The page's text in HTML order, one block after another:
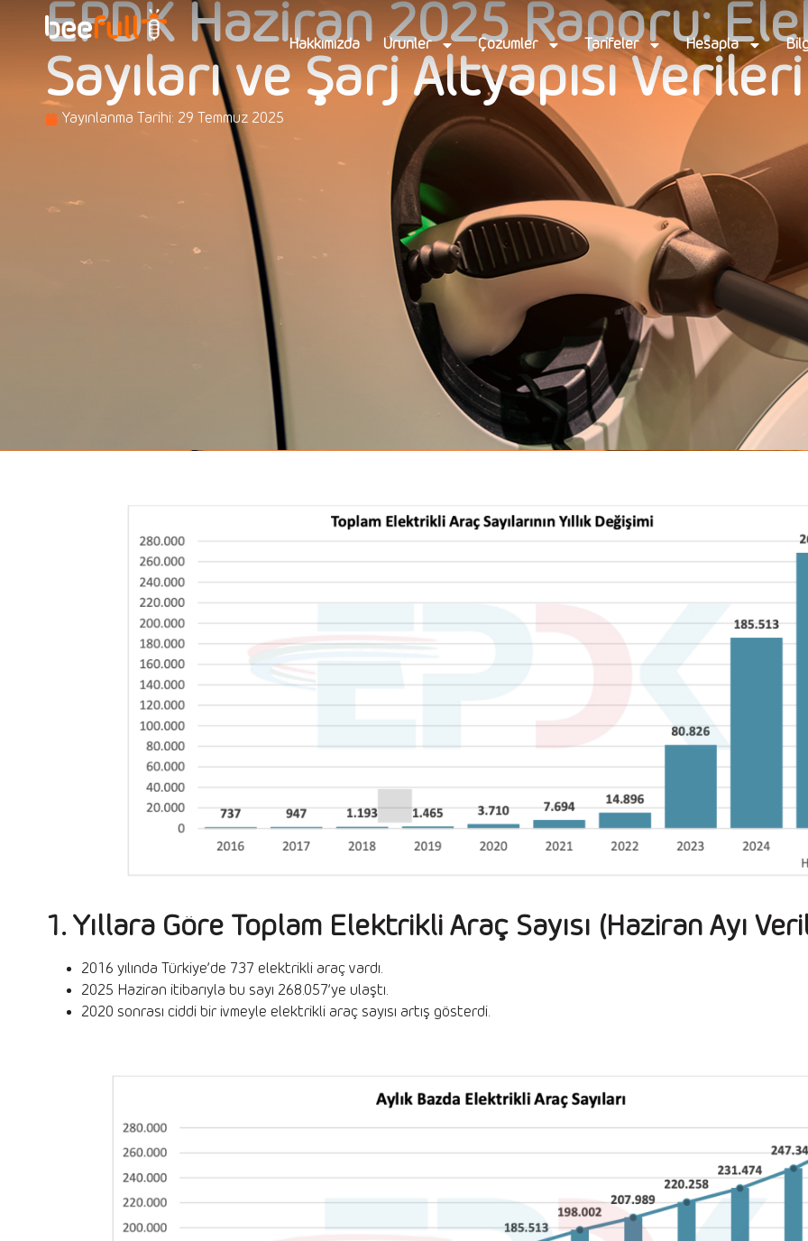
Hakkımızda Ürünler Çözümler Tarifeler Hesapla
EPDK Haziran 2025 Raporu:
Sayıları ve Şarj Altyapısı Verileri
Yayınlanma Tarihi: 29 Temmuz 2025
1. Yıllara Göre Toplam Elektrikli Araç Sayısı (Haziran Ayı
2016 yılında Türkiye’de 737 elektrikli araç vardı.
2025 Haziran itibarıyla bu sayı 268.057’ye ulaştı.
2020 sonrası ciddi bir ivmeyle elektrikli araç sayısı artış gösterdi.